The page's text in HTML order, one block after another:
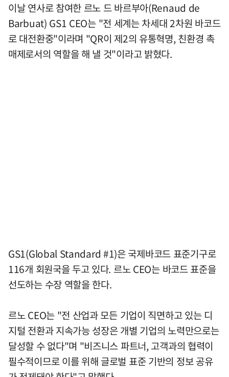
이날 연사로 참여한 르노 드 바르부아(Renaud de
Barbuat) GS1 CEO는 "전 세계는 차세대 2차원 바코드
로 대전환중"이라며 "QR이 제2의 유통혁명, 친환경 촉
매제로서의 역할을 해 낼 것"이라고 밝혔다.
GS1(Global Standard #1)은 국제바코드 표준기구로
116개 회원국을 두고 있다. 르노 CEO는 바코드 표준을
선도하는 수장 역할을 한다.
르노 CEO는 "전 산업과 모든 기업이 직면하고 있는 디
지털 전환과 지속가능 성장은 개별 기업의 노력만으로는
달성할 수 없다"며 "비즈니스 파트너, 고객과의 협력이
필수적이므로 이를 위해 글로벌 표준 기반의 정보 공유